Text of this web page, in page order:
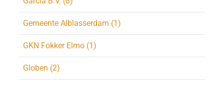
Gemeente Alblasserdam (1)
GKN Fokker Elmo (1)
Globen (2)